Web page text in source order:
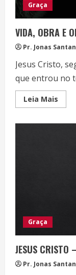
Graça
VIDA, OBRA E
Pr. Jonas
Jesus Cristo,
que entrou no
Leia Mais
more
Graça
JESUS
Pr. Jonas